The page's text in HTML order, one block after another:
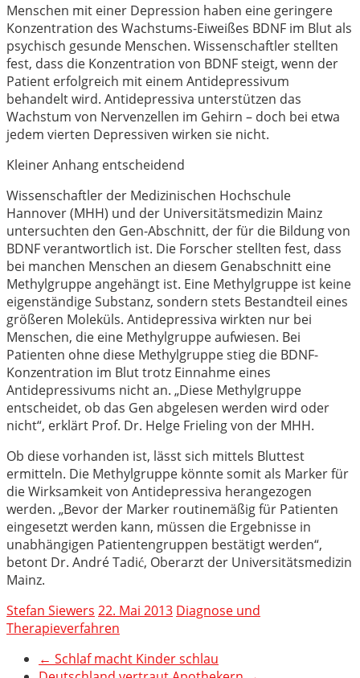
Menschen mit einer Depression haben eine geringere
Konzentration des Wachstums-Eiweißes BDNF im Blut als
psychisch gesunde Menschen. Wissenschaftler stellten
fest, dass die Konzentration von BDNF steigt, wenn der
Patient erfolgreich mit einem Antidepressivum
behandelt wird. Antidepressiva unterstützen das
Wachstum von Nervenzellen im Gehirn – doch bei etwa
jedem vierten Depressiven wirken sie nicht.
Kleiner Anhang entscheidend
Wissenschaftler der Medizinischen Hochschule
Hannover (MHH) und der Universitätsmedizin Mainz
untersuchten den Gen-Abschnitt, der für die Bildung von
BDNF verantwortlich ist. Die Forscher stellten fest, dass
bei manchen Menschen an diesem Genabschnitt eine
Methylgruppe angehängt ist. Eine Methylgruppe ist keine
eigenständige Substanz, sondern stets Bestandteil eines
größeren Moleküls. Antidepressiva wirkten nur bei
Menschen, die eine Methylgruppe aufwiesen. Bei
Patienten ohne diese Methylgruppe stieg die BDNF-
Konzentration im Blut trotz Einnahme eines
Antidepressivums nicht an. „Diese Methylgruppe
entscheidet, ob das Gen abgelesen werden wird oder
nicht“, erklärt Prof. Dr. Helge Frieling von der MHH.
Ob diese vorhanden ist, lässt sich mittels Bluttest
ermitteln. Die Methylgruppe könnte somit als Marker für
die Wirksamkeit von Antidepressiva herangezogen
werden. „Bevor der Marker routinemäßig für Patienten
eingesetzt werden kann, müssen die Ergebnisse in
unabhängigen Patientengruppen bestätigt werden“,
betont Dr. André Tadić, Oberarzt der Universitätsmedizin
Mainz.
Stefan Siewers 22. Mai 2013 Diagnose und
Therapieverfahren
← Schlaf macht Kinder schlau